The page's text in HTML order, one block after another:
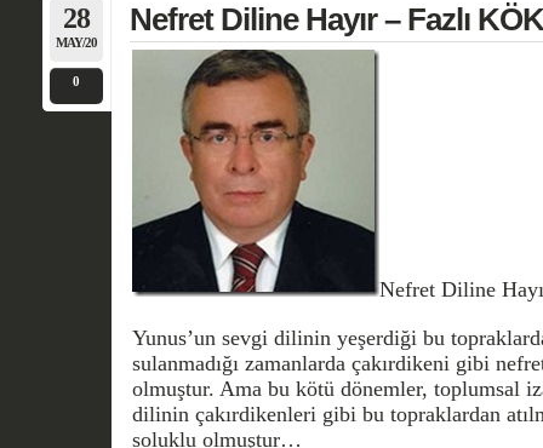
28
MAY/20
0
Nefret Diline Hayır – Fazlı
Nefret Diline
Yunus’un sevgi dilinin yeşerdiği bu
sulanmadığı zamanlarda çakırdikeni gibi
olmuştur. Ama bu kötü dönemler, toplumsal
dilinin çakırdikenleri gibi bu topraklardan
soluklu olmuştur…